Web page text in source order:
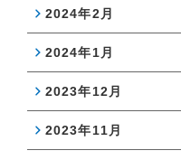
2024年2月
2024年1月
2023年12月
2023年11月